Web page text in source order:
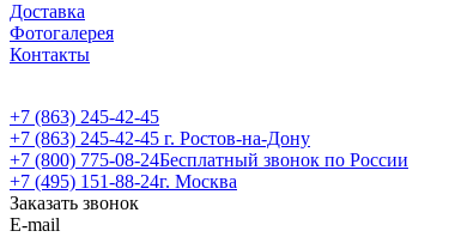
Доставка
Фотогалерея
Контакты
+7 (863) 245-42-45
+7 (863) 245-42-45 г. Ростов-на-Дону
+7 (800) 775-08-24Бесплатный звонок по России
+7 (495) 151-88-24г. Москва
Заказать звонок
E-mail